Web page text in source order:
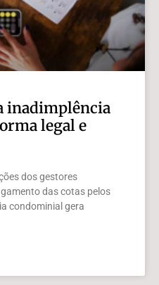
inadimplência
legal e
dos gestores
das cotas pelos
condominial gera